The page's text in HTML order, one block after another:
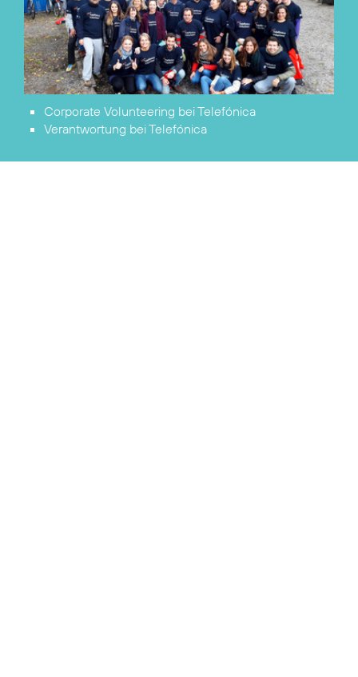
Corporate Volunteering bei Telefónica
Verantwortung bei Telefónica